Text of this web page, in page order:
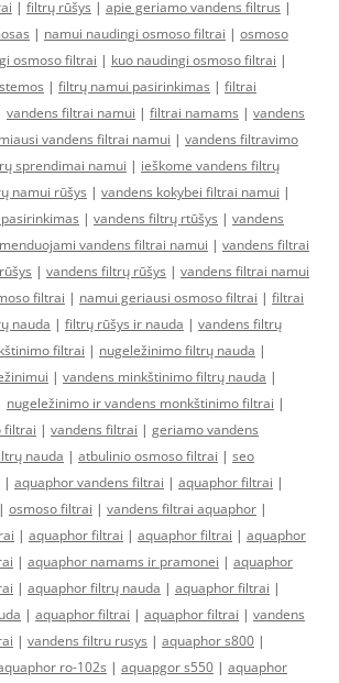
| filtrų rūšys | apie geriamo vandens filtrus |
| namui naudingi osmoso filtrai | osmoso
osmoso filtrai | kuo naudingi osmoso filtrai |
| filtrų namui pasirinkimas | filtrai
vandens filtrai namui | filtrai namams | vandens
vandens filtrai namui | vandens filtravimo
sprendimai namui | ieškome vandens filtrų
namui rūšys | vandens kokybei filtrai namui |
| vandens filtrų rtūšys | vandens
vandens filtrai namui | vandens filtrai
| vandens filtrų rūšys | vandens filtrai namui
filtrai | namui geriausi osmoso filtrai | filtrai
nauda | filtrų rūšys ir nauda | vandens filtrų
filtrai | nugeležinimo filtrų nauda |
| vandens minkštinimo filtrų nauda |
nugeležinimo ir vandens monkštinimo filtrai |
filtrai | vandens filtrai | geriamo vandens
nauda | atbulinio osmoso filtrai | seo
| aquaphor vandens filtrai | aquaphor filtrai |
| osmoso filtrai | vandens filtrai aquaphor |
| aquaphor filtrai | aquaphor filtrai | aquaphor
| aquaphor namams ir pramonei | aquaphor
| aquaphor filtrų nauda | aquaphor filtrai |
| aquaphor filtrai | aquaphor filtrai | vandens
| vandens filtru rusys | aquaphor s800 |
ro-102s | aquapgor s550 | aquaphor